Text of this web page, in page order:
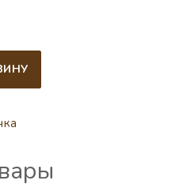
Самса с говядиной (15 шт.